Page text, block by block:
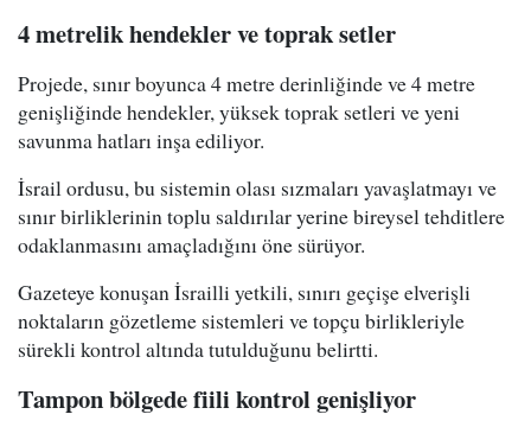
4 metrelik hendekler ve toprak setler
Projede, sınır boyunca 4 metre derinliğinde ve 4 metre
genişliğinde hendekler, yüksek toprak setleri ve yeni
savunma hatları inşa ediliyor.
İsrail ordusu, bu sistemin olası sızmaları yavaşlatmayı ve
sınır birliklerinin toplu saldırılar yerine bireysel tehditlere
odaklanmasını amaçladığını öne sürüyor.
Gazeteye konuşan İsrailli yetkili, sınırı geçişe elverişli
noktaların gözetleme sistemleri ve topçu birlikleriyle
sürekli kontrol altında tutulduğunu belirtti.
Tampon bölgede fiili kontrol genişliyor